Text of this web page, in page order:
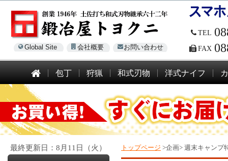
Global Site 会社概要 お問い合わせ
TEL
FAX
包丁 狩猟 和式刃物 洋式ナイフ
トップページ >企画> 週末キャンプ
最終更新日：8月11日（火）